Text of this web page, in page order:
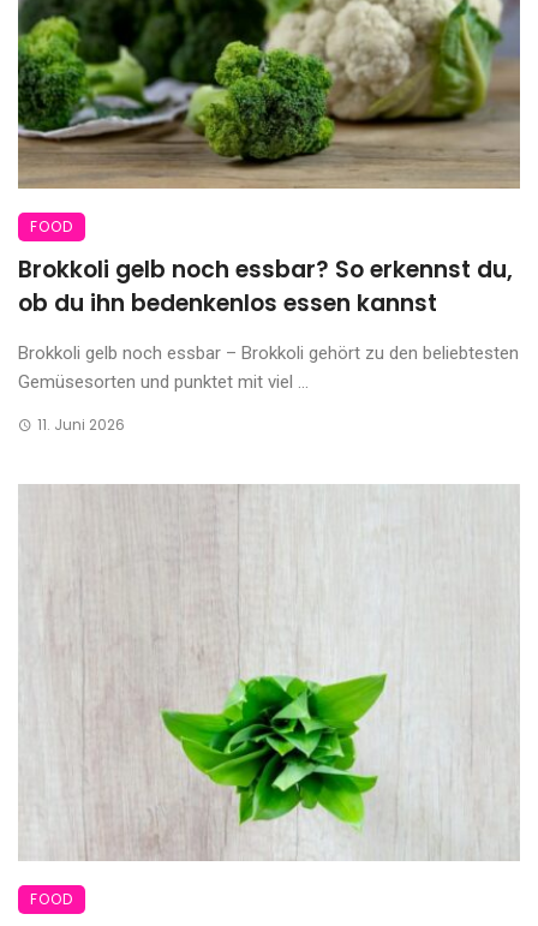
FOOD
Brokkoli gelb noch essbar? So erkennst du,
ob du ihn bedenkenlos essen kannst
Brokkoli gelb noch essbar – Brokkoli gehört zu den beliebtesten
Gemüsesorten und punktet mit viel ...
11. Juni 2026
FOOD